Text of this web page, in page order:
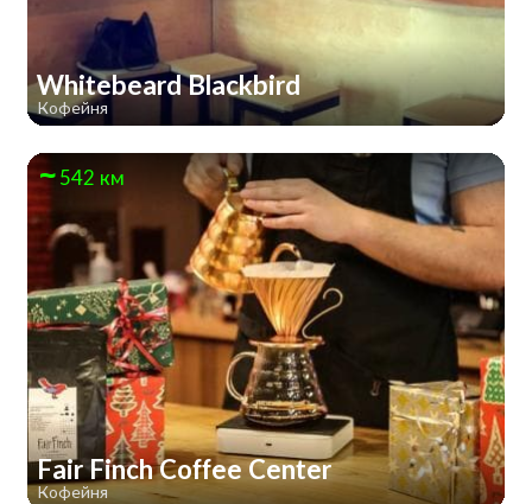
Whitebeard Blackbird
Кофейня
542 км
Fair Finch Coffee Center
Кофейня